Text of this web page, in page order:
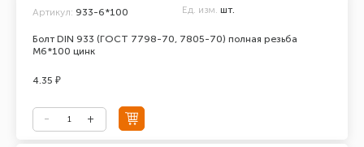
Болт DIN 933 (ГОСТ 7798-70, 7805-70) полная резьба
М6*100 цинк
Артикул: 933-6*100 Ед. изм. шт.
4.35 ₽